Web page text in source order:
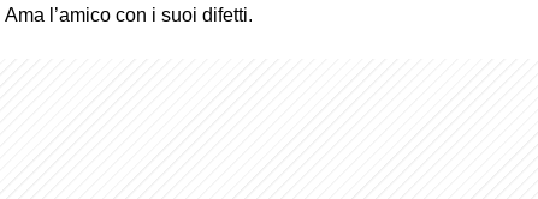
Ama l’amico con i suoi difetti.